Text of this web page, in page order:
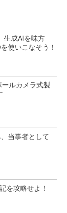
生成AIを味方
使いこなそう！
ルカメラ式製
当事者として
を攻略せよ！